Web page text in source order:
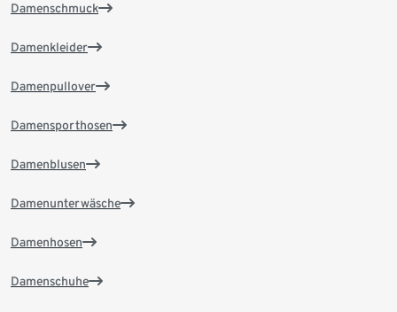
Damenschmuck
Damenkleider
Damenpullover
Damensporthosen
Damenblusen
Damenunterwäsche
Damenhosen
Damenschuhe